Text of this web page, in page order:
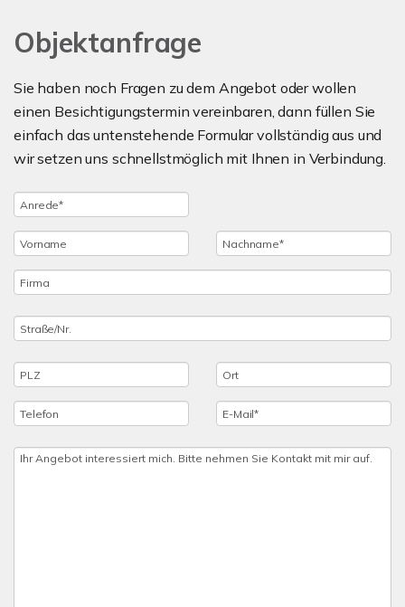
Objektanfrage
Sie haben noch Fragen zu dem Angebot oder wollen
einen Besichtigungstermin vereinbaren, dann füllen Sie
einfach das untenstehende Formular vollständig aus und
wir setzen uns schnellstmöglich mit Ihnen in Verbindung.